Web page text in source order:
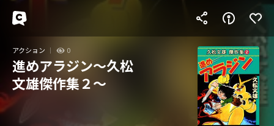
アクション 0
進めアラジン～久松
文雄傑作集２～